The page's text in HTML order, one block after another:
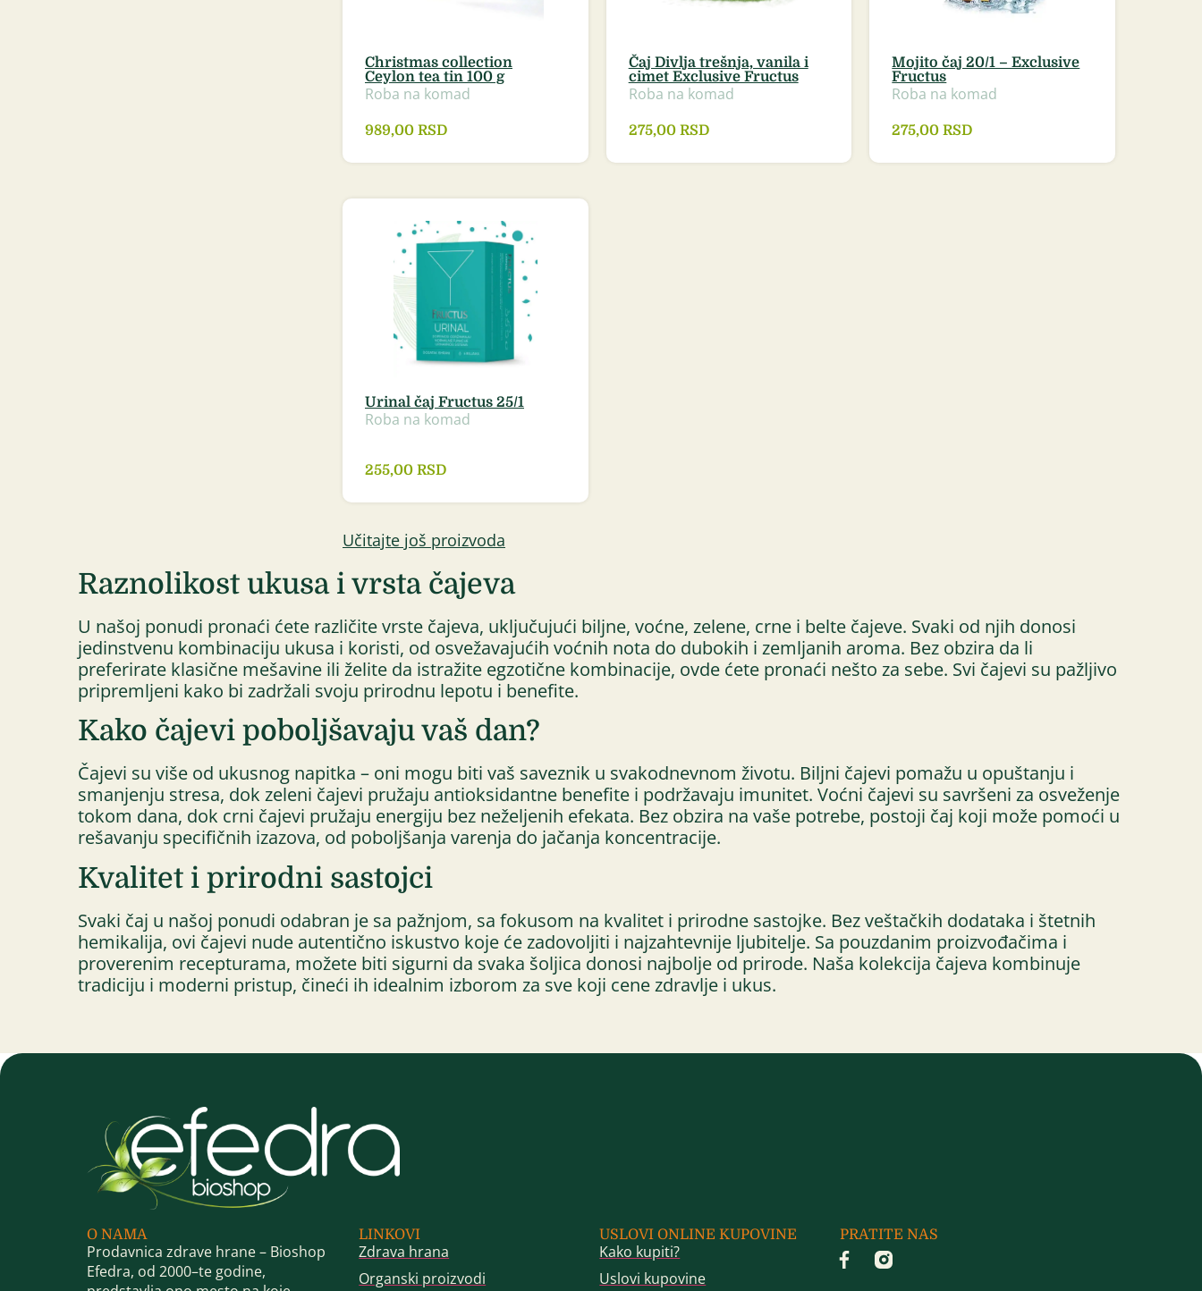
Christmas collection
Ceylon tea tin 100 g
Roba na komad
989,00 RSD
Čaj Divlja trešnja, vanila i
cimet Exclusive Fructus
Roba na komad
275,00 RSD
Mojito čaj 20/1 – Exclusive
Fructus
Roba na komad
275,00RSD
Urinal čaj Fructus 25/1
Roba na komad
255,00 RSD
Učitajte još proizvoda
Raznolikost ukusa i vrsta čajeva
U našoj ponudi pronaći ćete različite vrste čajeva, uključujući biljne, voćne, zelene, crne i belte čajeve. Svaki od njih donosi
jedinstvenu kombinaciju ukusa i koristi, od osvežavajućih voćnih nota do dubokih i zemljanih aroma. Bez obzira da li
preferirate klasične mešavine ili želite da istražite egzotične kombinacije, ovde ćete pronaći nešto za sebe. Svi čajevi su pažljivo
pripremljeni kako bi zadržali svoju prirodnu lepotu i benefite.
Kako čajevi poboljšavaju vaš dan?
Čajevi su više od ukusnog napitka – oni mogu biti vaš saveznik u svakodnevnom životu. Biljni čajevi pomažu u opuštanju i
smanjenju stresa, dok zeleni čajevi pružaju antioksidantne benefite i podržavaju imunitet. Voćni čajevi su savršeni za osveženje
tokom dana, dok crni čajevi pružaju energiju bez neželjenih efekata. Bez obzira na vaše potrebe, postoji čaj koji može pomoći u
rešavanju specifičnih izazova, od poboljšanja varenja do jačanja koncentracije.
Kvalitet i prirodni sastojci
Svaki čaj u našoj ponudi odabran je sa pažnjom, sa fokusom na kvalitet i prirodne sastojke. Bez veštačkih dodataka i štetnih
hemikalija, ovi čajevi nude autentično iskustvo koje će zadovoljiti i najzahtevnije ljubitelje. Sa pouzdanim proizvođačima i
proverenim recepturama, možete biti sigurni da svaka šoljica donosi najbolje od prirode. Naša kolekcija čajeva kombinuje
tradiciju i moderni pristup, čineći ih idealnim izborom za sve koji cene zdravlje i ukus.
O NAMA
Prodavnica zdrave hrane – Bioshop
Efedra, od 2000–te godine,
LINKOVI
Zdrava hrana
Organski proizvodi
USLOVI ONLINE KUPOVINE
Kako kupiti?
Uslovi kupovine
PRATITE NAS